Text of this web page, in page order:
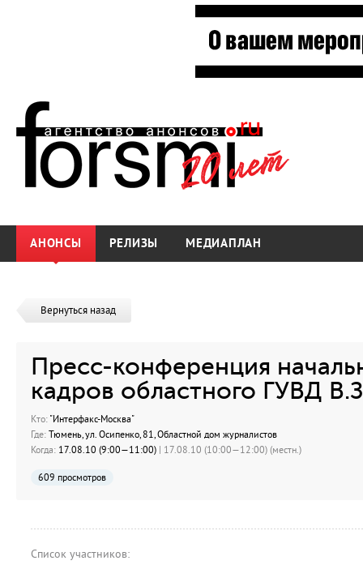
АНОНСЫ РЕЛИЗЫ МЕДИАПЛАН
Вернуться назад
Пресс-конференция
кадров областного ГУВД
Кто: "Интерфакс-Москва"
Где: Тюмень, ул. Осипенко, 81, Областной дом журналистов
Когда: 17.08.10 (9:00—11:00) | 17.08.10 (10:00—12:00) (местн.)
609 просмотров
Список участников: